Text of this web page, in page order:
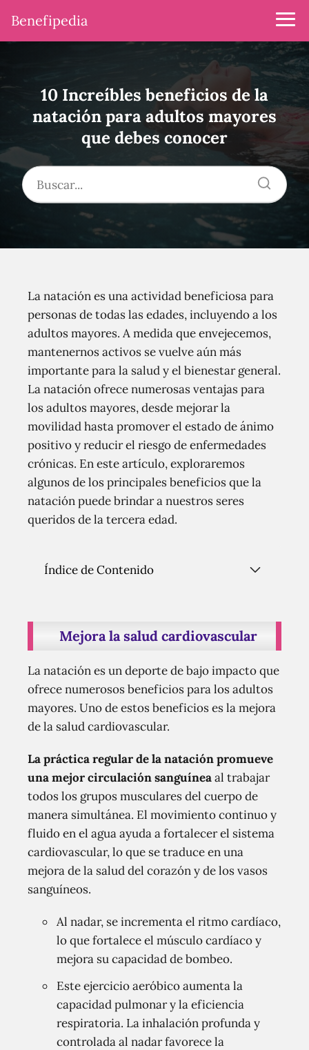
Benefipedia
10 Increíbles beneficios de la
natación para adultos mayores
que debes conocer
La natación es una actividad beneficiosa para
personas de todas las edades, incluyendo a los
adultos mayores. A medida que envejecemos,
mantenernos activos se vuelve aún más
importante para la salud y el bienestar general.
La natación ofrece numerosas ventajas para
los adultos mayores, desde mejorar la
movilidad hasta promover el estado de ánimo
positivo y reducir el riesgo de enfermedades
crónicas. En este artículo, exploraremos
algunos de los principales beneficios que la
natación puede brindar a nuestros seres
queridos de la tercera edad.
Índice de Contenido
Mejora la salud cardiovascular
La natación es un deporte de bajo impacto que
ofrece numerosos beneficios para los adultos
mayores. Uno de estos beneficios es la mejora
de la salud cardiovascular.
La práctica regular de la natación promueve
una mejor circulación sanguíneaal trabajar
todos los grupos musculares del cuerpo de
manera simultánea. El movimiento continuo y
fluido en el agua ayuda a fortalecer el sistema
cardiovascular, lo que se traduce en una
mejora de la salud del corazón y de los vasos
sanguíneos.
Al nadar, se incrementa el ritmo cardíaco,
lo que fortalece el músculo cardíaco y
mejora su capacidad de bombeo.
Este ejercicio aeróbico aumenta la
capacidad pulmonar y la eficiencia
respiratoria. La inhalación profunda y
controlada al nadar favorece la